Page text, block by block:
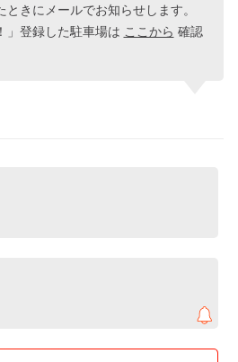
ときにメールでお知らせします。
」登録した駐車場は ここから 確認